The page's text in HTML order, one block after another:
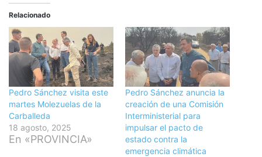
Relacionado
Pedro Sánchez visita este
martes Molezuelas de la
Carballeda
18 agosto, 2025
En «PROVINCIA»
Pedro Sánchez anuncia la
creación de una Comisión
Interministerial para
impulsar el pacto de
estado contra la
emergencia climática